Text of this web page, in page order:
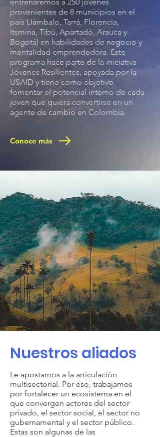
provenientes de 8 municipios en el
país (Jámbalo, Tarrá, Florencia,
Itsmina, Tibú, Apartadó, Arauca y
Bogotá) en habilidades de negocio y
mentalidad emprendedora. Este
programa hace parte de la iniciativa
Jóvenes Resilientes, apoyada por la
USAID y tiene como objetivo
fomentar el potencial interno de cada
joven que quiera convertirse en un
agente de cambio en Colombia.
Conoce más
Nuestros aliados
Le apostamos a la articulación
multisectorial. Por eso, trabajamos
por fortalecer un ecosistema en el
que convergen actores del sector
privado, el sector social, el sector no
gubernamental y el sector público.
Estas son algunas de las